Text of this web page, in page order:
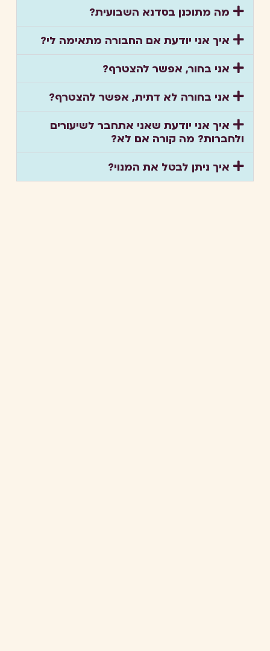
מה מתוכנן בסדנא השבועית?
איך אני יודעת אם החבורה מתאימה לי?
אני בחור, אפשר להצטרף?
אני בחורה לא דתית, אפשר להצטרף?
איך אני יודעת שאני אתחבר לשיעורים
ולחברות? מה קורה אם לא?
איך ניתן לבטל את המנוי?